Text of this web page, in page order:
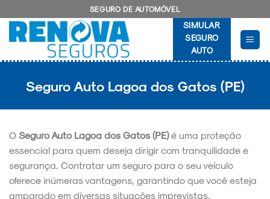
to
content
SEGURO DE AUTOMÓVEL
SIMULAR
SEGURO
AUTO
Seguro Auto Lagoa dos Gatos (PE)
O Seguro Auto Lagoa dos Gatos (PE)é uma proteção
essencial para quem deseja dirigir com tranquilidade e
segurança. Contratar um seguro para o seu veículo
oferece inúmeras vantagens, garantindo que você esteja
amparado em diversas situações imprevistas.